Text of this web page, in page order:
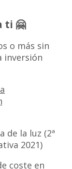
ti 🤗
o más sin
inversión
de la luz (2ª
2021)